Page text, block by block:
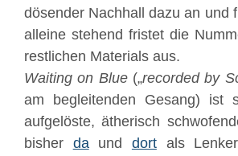
dösender Nachhall dazu an und
alleine stehend fristet die
restlichen Materials aus.
Waiting on Blue(„recorded by
am begleitenden Gesang) ist
aufgelöste, ätherisch
bisher daund dortals